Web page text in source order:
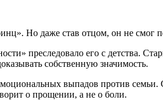
Но даже став отцом, он не смог
преследовало его с детства.
собственную значимость.
выпадов против семьи.
о прощении, а не о боли.